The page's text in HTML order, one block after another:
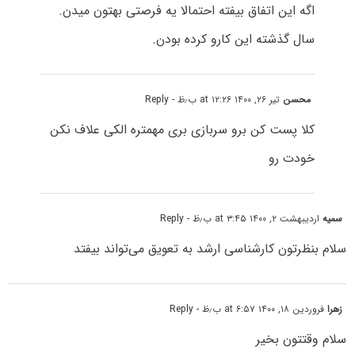
اگه این اتفاق بیفته احتمالا یه فرصتی بهتون میدن.
سال گذشته این کارو کرده بودن.
محسن تیر ۲۶, ۱۴۰۰ at ۱۲:۲۶ ب٫ظ - Reply
کلا پست کن برو سربازی بری مهمتره الکی علاف نکن
خودت رو
سمیهاردیبهشت ۲, ۱۴۰۰ at ۳:۴۵ ب٫ظ - Reply
سلام بنظرتون کارشناسی ارشد به تعویق می‌تواند بیفتد
زهرافروردین ۱۸, ۱۴۰۰ at ۶:۵۷ ب٫ظ - Reply
سلام وقتتون بخیر